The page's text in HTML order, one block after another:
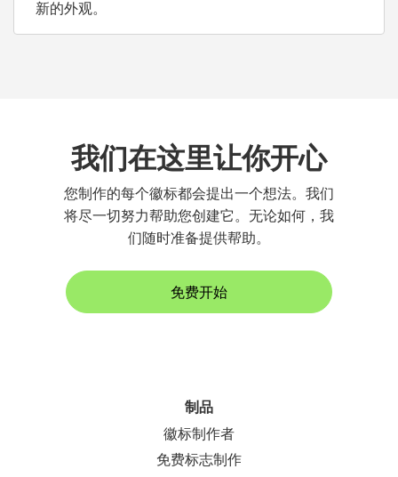
新的外观。
我们在这里让你开心
您制作的每个徽标都会提出一个想法。我们
将尽一切努力帮助您创建它。无论如何，我
们随时准备提供帮助。
免费开始
制品
徽标制作者
免费标志制作